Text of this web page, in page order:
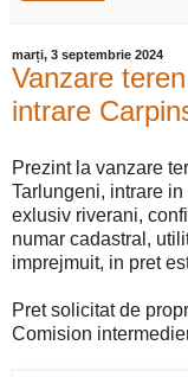
marți, 3 septembrie 2024
Vanzare
intrare
Prezint la vanzare
Tarlungeni, intrare
exlusiv riverani,
numar cadastral,
imprejmuit, in pret
Pret solicitat de
Comision